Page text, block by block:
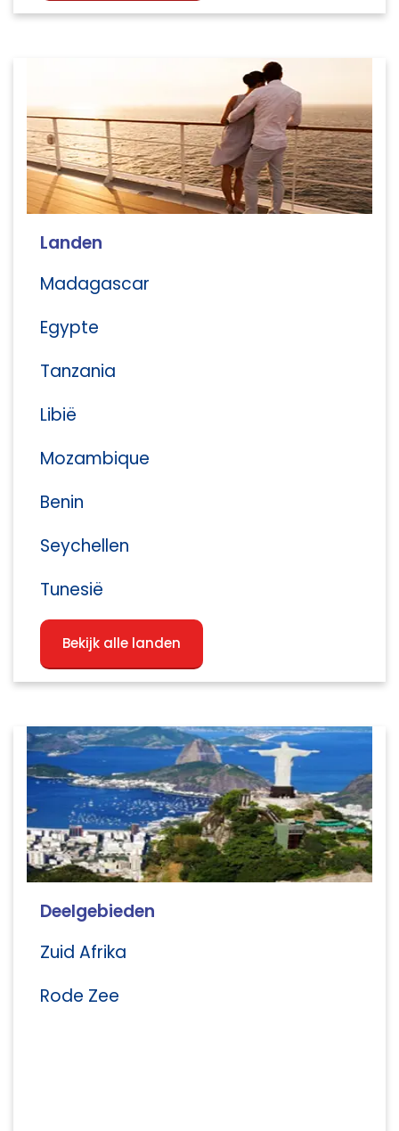
Landen
Madagascar
Egypte
Tanzania
Libië
Mozambique
Benin
Seychellen
Tunesië
Bekijk alle landen
Deelgebieden
Zuid Afrika
Rode Zee